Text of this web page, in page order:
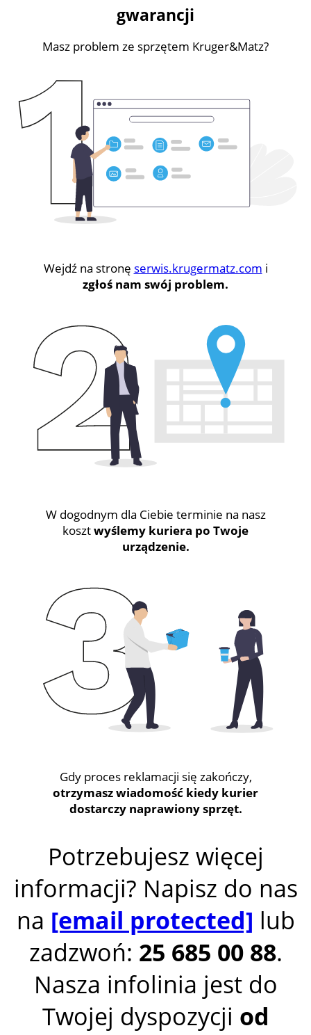
gwarancji
Masz problem ze sprzętem Kruger&Matz?
Wejdź na stronę serwis.krugermatz.com i
zgłoś nam swój problem.
W dogodnym dla Ciebie terminie na nasz
kosztwyślemy kuriera po Twoje
urządzenie.
Gdy proces reklamacji się zakończy,
otrzymasz wiadomość kiedy kurier
dostarczy naprawiony sprzęt.
Potrzebujesz więcej
informacji? Napisz do nas
na [email protected] lub
zadzwoń: 25 685 00 88.
Nasza infolinia jest do
Twojej dyspozycji od